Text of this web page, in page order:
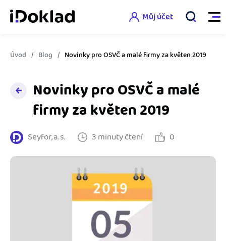
Online fakturace
Správa kontaktů
Hlídání cashflow
Výkazy pro úřady
Propojení na další systémy
Ceník
Nápověda
Jak začít s iDokladem
Jak začít podnikat
Jak se vyznat ve fakturaci
Šablona pro plátce DPH
Šablona pro neplátce DPH
Registrovat ZDARMA
Můj účet
Úvod Blog Novinky pro OSVČ a malé firmy za květen 2019
Novinky pro OSVČ a malé
firmy za květen 2019
Seyfor, a. s. 3 minuty čtení 0